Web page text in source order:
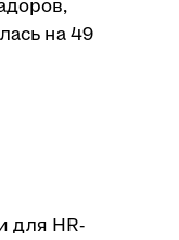
на 49
для HR-